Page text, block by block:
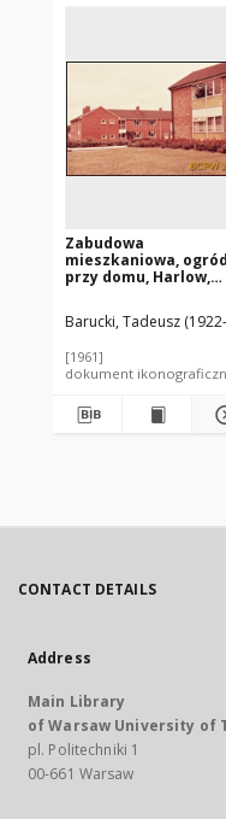
Zabudowa
mieszkaniowa, ogród
przy domu, Harlow,
Barucki, Tadeusz
[1961]
dokument
CONTACT DETAILS
Address
Main Library
of Warsaw University of
pl. Politechniki 1
00-661 Warsaw